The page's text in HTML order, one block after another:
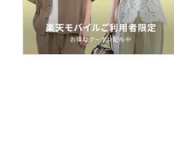
食器・調理器具・キッチ
ン用品
インテリア・生活雑貨